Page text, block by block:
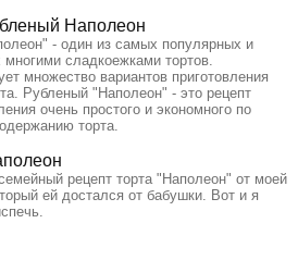
Наполеон
- один из самых популярных и
сладкоежками тортов.
множество вариантов приготовления
Рубленый "Наполеон" - это рецепт
очень простого и экономного по
торта.
рецепт торта "Наполеон" от моей
ей достался от бабушки. Вот и я